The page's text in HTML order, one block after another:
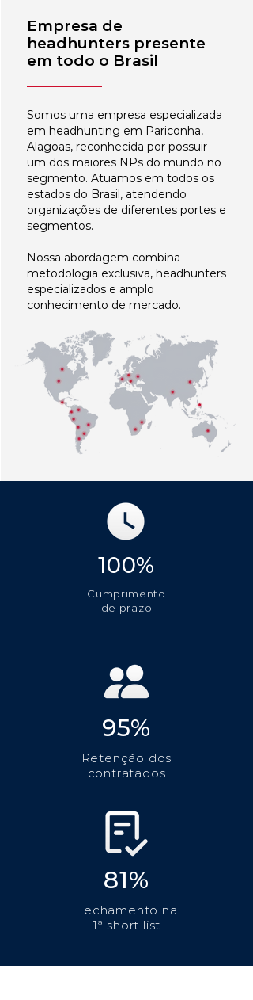
Empresa de
headhunters presente
em todo o Brasil
Somos uma empresa especializada
em headhunting em Pariconha,
Alagoas, reconhecida por possuir
um dos maiores NPs do mundo no
segmento. Atuamos em todos os
estados do Brasil, atendendo
organizações de diferentes portes e
segmentos.
Nossa abordagem combina
metodologia exclusiva, headhunters
especializados e amplo
conhecimento de mercado.
100%
Cumprimento
de prazo
95%
Retenção dos
contratados
81%
Fechamento na
1ª short list